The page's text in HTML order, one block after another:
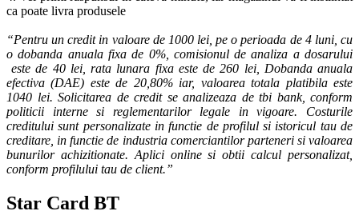
ca poate livra produsele
“Pentru un credit in valoare de 1000 lei, pe o perioada de 4 luni, cu
o dobanda anuala fixa de 0%, comisionul de analiza a dosarului
este de 40 lei, rata lunara fixa este de 260 lei, Dobanda anuala
efectiva (DAE) este de 20,80% iar, valoarea totala platibila este
1040 lei. Solicitarea de credit se analizeaza de tbi bank, conform
politicii interne si reglementarilor legale in vigoare. Costurile
creditului sunt personalizate in functie de profilul si istoricul tau de
creditare, in functie de industria comerciantilor parteneri si valoarea
bunurilor achizitionate. Aplici online si obtii calcul personalizat,
conform profilului tau de client.”
Star Card BT